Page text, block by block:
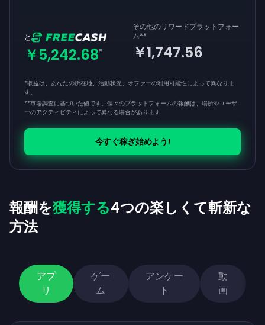
と
￥5,242.68*
その他のリワードプラットフォー
ム**
￥1,747.56
*収益は、あなたの所在地、活動状況、オファーの利用可能性によって異なりま
す。
**市場調査に基づいた値です。個々のプラットフォームの報酬は、場所やユーザ
ーのアクティビティによって異なる場合があります
今すぐ稼ぎ始めよう!
報酬を獲得する4つの楽しくて斬新な
方法
アプ
リ
ゲー
ム
アンケー
ト
動
画